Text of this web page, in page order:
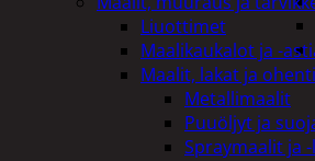
Liuottimet
Maalikaukalot ja -
Maalit, lakat ja
Metallimaalit
Puuöljyt ja
Spraymaalit ja